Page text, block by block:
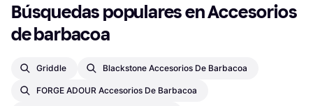
Búsquedas populares en Accesorios
de barbacoa
Griddle Blackstone Accesorios De Barbacoa
FORGE ADOUR Accesorios De Barbacoa